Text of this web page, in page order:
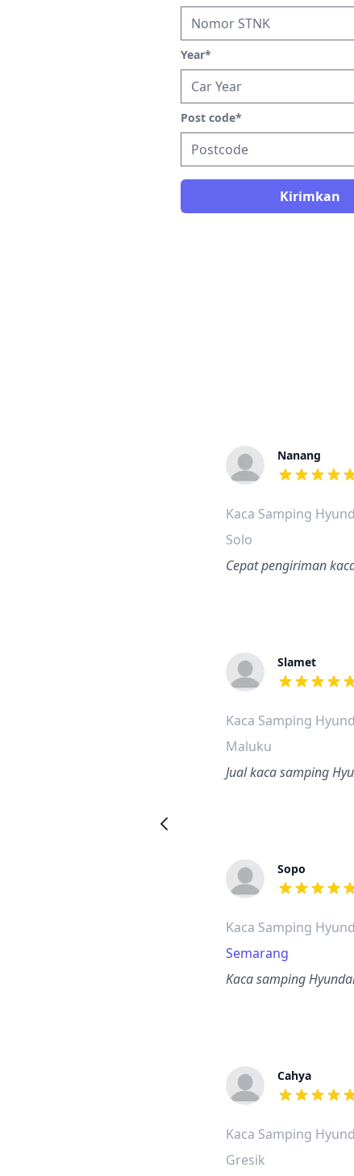
Year*
Post code*
Kirimkan
Nanang
dari ulasan
Kaca Samping
Solo
Cepat pengiriman
Slamet
dari ulasan
Kaca Samping
Maluku
Jual kaca samping
Sopo
dari ulasan
Kaca Samping
Semarang
Kaca samping
Cahya
dari ulasan
Kaca Samping
Gresik